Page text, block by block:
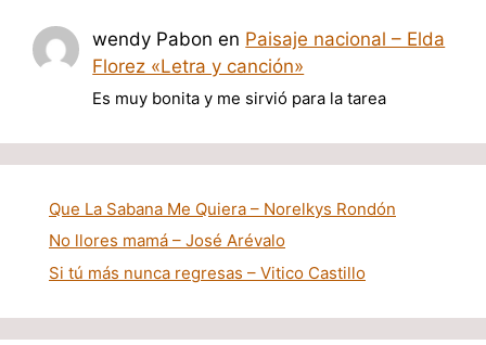
wendy Pabon en Paisaje nacional – Elda
Florez «Letra y canción»
Es muy bonita y me sirvió para la tarea
Que La Sabana Me Quiera – Norelkys Rondón
No llores mamá – José Arévalo
Si tú más nunca regresas – Vitico Castillo